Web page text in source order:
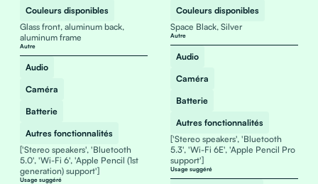
Couleurs disponibles
Glass front, aluminum back,
aluminum frame
Autre
Audio
Caméra
Batterie
Autres fonctionnalités
['Stereo speakers', 'Bluetooth
5.0', 'Wi-Fi 6', 'Apple Pencil (1st
generation) support']
Usage suggéré
Couleurs disponibles
Space Black, Silver
Autre
Audio
Caméra
Batterie
Autres fonctionnalités
['Stereo speakers', 'Bluetooth
5.3', 'Wi-Fi 6E', 'Apple Pencil Pro
support']
Usage suggéré